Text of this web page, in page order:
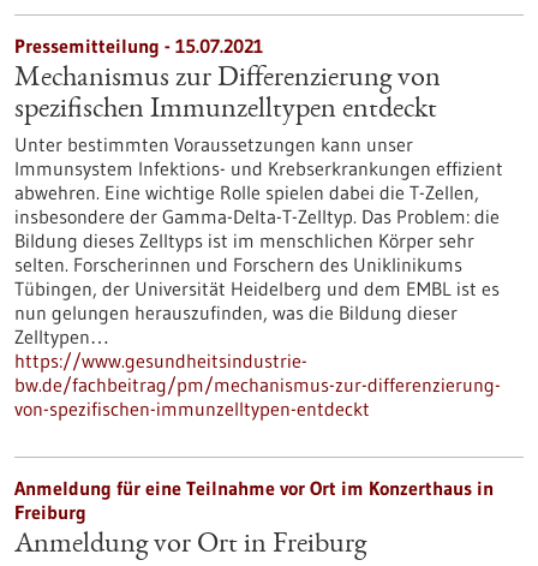
Pressemitteilung - 15.07.2021
Mechanismus zur Differenzierung von
spezifischen Immunzelltypen entdeckt
Unter bestimmten Voraussetzungen kann unser
Immunsystem Infektions- und Krebserkrankungen effizient
abwehren. Eine wichtige Rolle spielen dabei die T-Zellen,
insbesondere der Gamma-Delta-T-Zelltyp. Das Problem: die
Bildung dieses Zelltyps ist im menschlichen Körper sehr
selten. Forscherinnen und Forschern des Uniklinikums
Tübingen, der Universität Heidelberg und dem EMBL ist es
nun gelungen herauszufinden, was die Bildung dieser
Zelltypen…
https://www.gesundheitsindustrie-
bw.de/fachbeitrag/pm/mechanismus-zur-differenzierung-
von-spezifischen-immunzelltypen-entdeckt
Anmeldung für eine Teilnahme vor Ort im Konzerthaus in
Freiburg
Anmeldung vor Ort in Freiburg